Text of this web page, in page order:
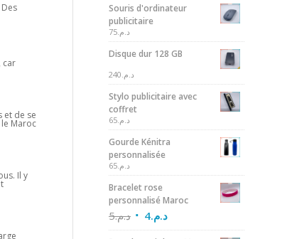
car
et de se
Maroc
Il y
Souris d'ordinateur
publicitaire
د.م. 75
Disque dur 128 GB
د.م. 240
Stylo publicitaire avec
coffret
د.م. 65
Gourde Kénitra
personnalisée
د.م. 65
Bracelet rose
personnalisé Maroc
د.م.5 د.م.4